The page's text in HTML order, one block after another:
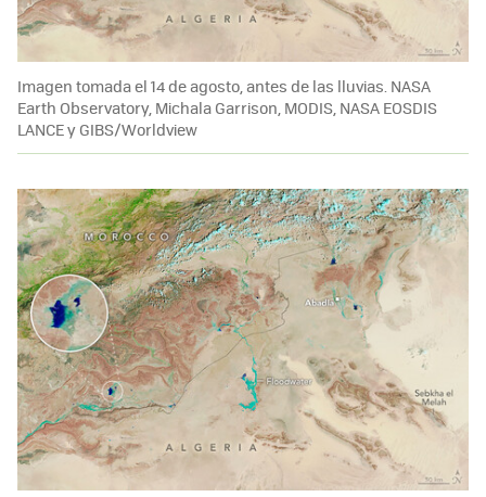
Imagen tomada el 14 de agosto, antes de las lluvias. NASA
Earth Observatory, Michala Garrison, MODIS, NASA EOSDIS
LANCE y GIBS/Worldview